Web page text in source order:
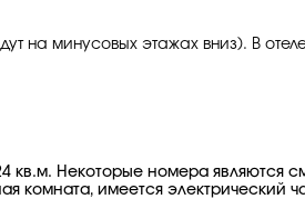
на минусовых этажах вниз). В
кв.м. Некоторые номера являются
комната, имеется электрический